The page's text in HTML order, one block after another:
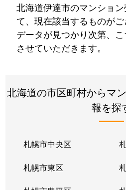
北海道伊達市のマンショ
て、現在該当するものが
データが見つかり次第、
させていただきます。
北海道の市区町村からマ
報を探
札幌市中央区
札幌市東区